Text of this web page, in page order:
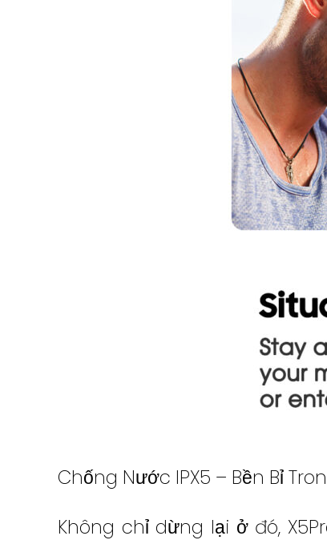
Chống Nước IPX5 – Bền Bỉ
Không chỉ dừng lại ở đó,